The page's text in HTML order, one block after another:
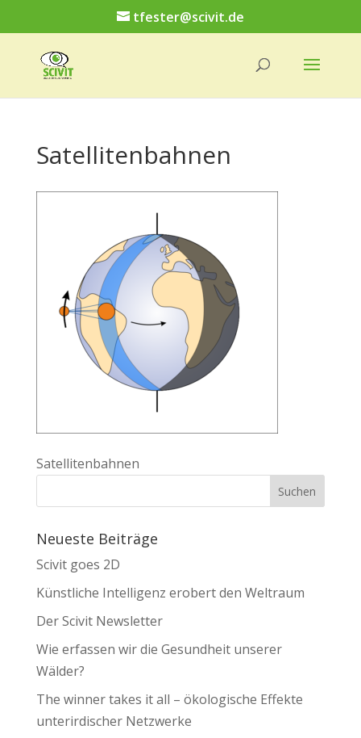
tfester@scivit.de
Satellitenbahnen
Satellitenbahnen
Neueste Beiträge
Scivit goes 2D
Künstliche Intelligenz erobert den Weltraum
Der Scivit Newsletter
Wie erfassen wir die Gesundheit unserer
Wälder?
The winner takes it all – ökologische Effekte
unterirdischer Netzwerke